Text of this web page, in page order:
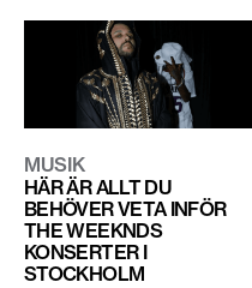
MUSIK
HÄR ÄR ALLT DU
BEHÖVER VETA INFÖR
THE WEEKNDS
KONSERTER I
STOCKHOLM